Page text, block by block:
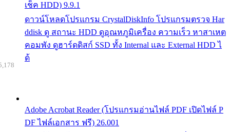
เช็ค HDD) 9.9.1
ดาวน์โหลดโปรแกรม CrystalDiskInfo โปรแกรมตรวจ Har
ddisk ดู สถานะ HDD ดูอุณหภูมิเครื่อง ความเร็ว หาสาเหต
คอมพัง ดูฮาร์ดดิสก์ SSD ทั้ง Internal และ External HDD ไ
ด้
Adobe Acrobat Reader (โปรแกรมอ่านไฟล์ PDF เปิดไฟล์ P
DF ไฟล์เอกสาร ฟรี) 26.001